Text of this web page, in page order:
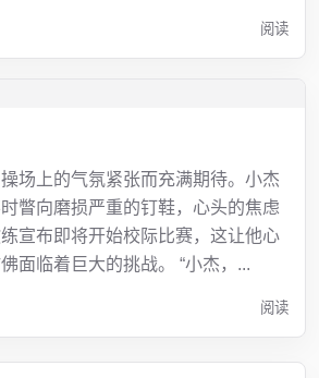
阅读
场上的气氛紧张而充满期待。小杰
瞥向磨损严重的钉鞋，心头的焦虑
宣布即将开始校际比赛，这让他心
面临着巨大的挑战。 “小杰，...
阅读